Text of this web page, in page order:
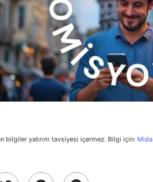
bilgiler yatırım tavsiyesi içermez. Bilgi için: